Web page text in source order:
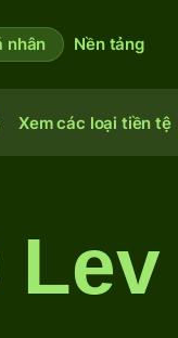
nhân Nền tảng
Xem các loại tiền tệ